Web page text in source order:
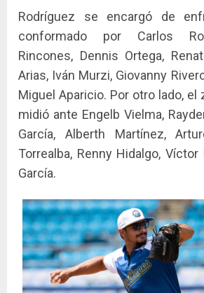
Rodríguez se encargó de
conformado por Carlos
Rincones, Dennis Ortega,
Arias, Iván Murzi, Giovanny
Miguel Aparicio. Por otro lado, el
midió ante Engelb Vielma,
García, Alberth Martínez,
Torrealba, Renny Hidalgo,
García.